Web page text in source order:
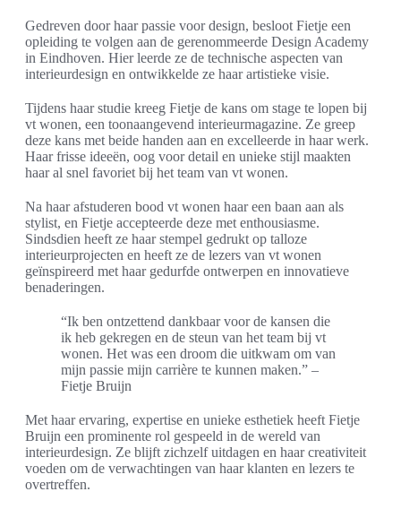
Gedreven door haar passie voor design, besloot Fietje een
opleiding te volgen aan de gerenommeerde Design Academy
in Eindhoven. Hier leerde ze de technische aspecten van
interieurdesign en ontwikkelde ze haar artistieke visie.
Tijdens haar studie kreeg Fietje de kans om stage te lopen bij
vt wonen, een toonaangevend interieurmagazine. Ze greep
deze kans met beide handen aan en excelleerde in haar werk.
Haar frisse ideeën, oog voor detail en unieke stijl maakten
haar al snel favoriet bij het team van vt wonen.
Na haar afstuderen bood vt wonen haar een baan aan als
stylist, en Fietje accepteerde deze met enthousiasme.
Sindsdien heeft ze haar stempel gedrukt op talloze
interieurprojecten en heeft ze de lezers van vt wonen
geïnspireerd met haar gedurfde ontwerpen en innovatieve
benaderingen.
“Ik ben ontzettend dankbaar voor de kansen die
ik heb gekregen en de steun van het team bij vt
wonen. Het was een droom die uitkwam om van
mijn passie mijn carrière te kunnen maken.” –
Fietje Bruijn
Met haar ervaring, expertise en unieke esthetiek heeft Fietje
Bruijn een prominente rol gespeeld in de wereld van
interieurdesign. Ze blijft zichzelf uitdagen en haar creativiteit
voeden om de verwachtingen van haar klanten en lezers te
overtreffen.